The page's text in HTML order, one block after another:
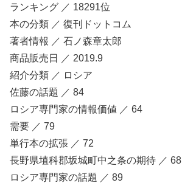
ランキング ／ 18291位
本の分類 ／ 復刊ドットコム
著者情報 ／ 石ノ森章太郎
商品販売日 ／ 2019.9
紹介分類 ／ ロシア
佐藤の話題 ／ 84
ロシア専門家の情報価値 ／ 64
需要 ／ 79
単行本の拡張 ／ 72
長野県埴科郡坂城町中之条の期待 ／ 68
ロシア専門家の話題 ／ 89